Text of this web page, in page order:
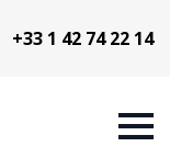
+33 1 42 74 22 14